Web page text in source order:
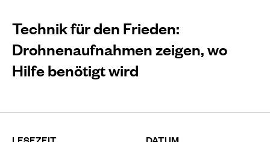
LESEZEIT
DATUM
Technik für den Frieden:
Drohnenaufnahmen zeigen, wo
Hilfe benötigt wird